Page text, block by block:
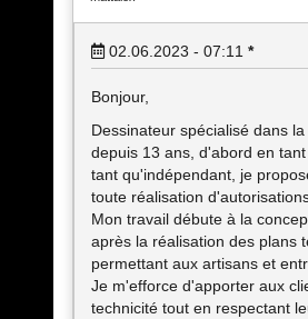
02.06.2023 - 07:11 *
Bonjour,
Dessinateur spécialisé dans
depuis 13 ans, d'abord en
tant qu'indépendant, je
toute réalisation
Mon travail débute à la
après la réalisation des plans
permettant aux artisans et
Je m'efforce d'apporter aux
technicité tout en respectant